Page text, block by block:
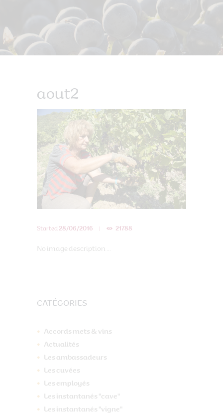
aout2
Started 28/06/2016 21788
No image description ...
CATÉGORIES
Accords mets & vins
Actualités
Les ambassadeurs
Les cuvées
Les employés
Les instantanés "cave"
Les instantanés "vigne"